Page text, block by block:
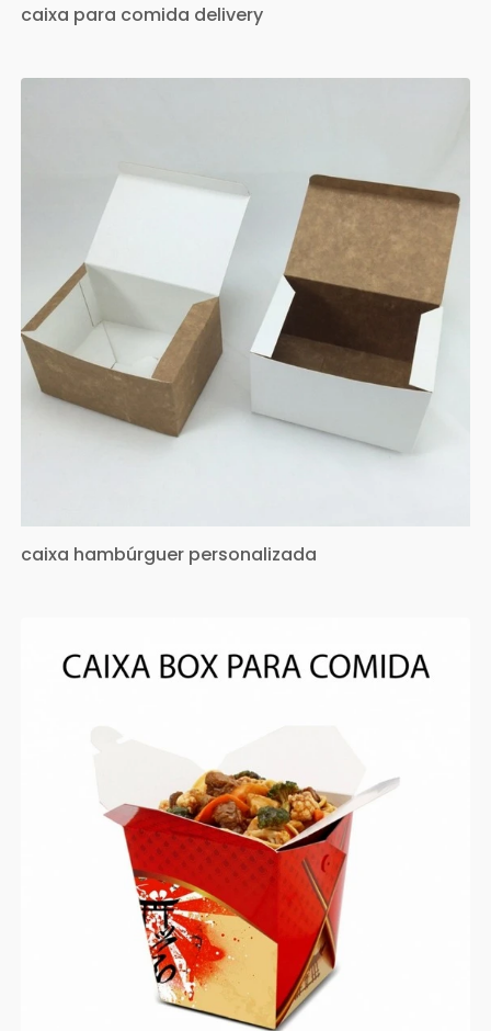
caixa para comida delivery
caixa hambúrguer personalizada